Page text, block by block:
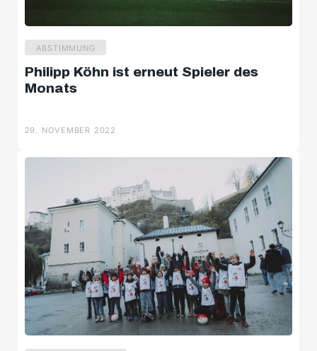
ABSTIMMUNG
Philipp Köhn ist erneut Spieler des
Monats
29. NOVEMBER 2022